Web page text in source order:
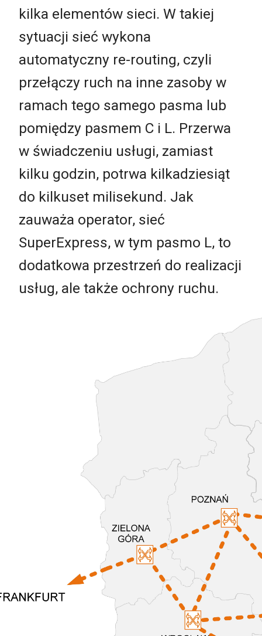
kilka elementów sieci. W takiej
sytuacji sieć wykona
automatyczny re-routing, czyli
przełączy ruch na inne zasoby w
ramach tego samego pasma lub
pomiędzy pasmem C i L. Przerwa
w świadczeniu usługi, zamiast
kilku godzin, potrwa kilkadziesiąt
do kilkuset milisekund. Jak
zauważa operator, sieć
SuperExpress, w tym pasmo L, to
dodatkowa przestrzeń do realizacji
usług, ale także ochrony ruchu.